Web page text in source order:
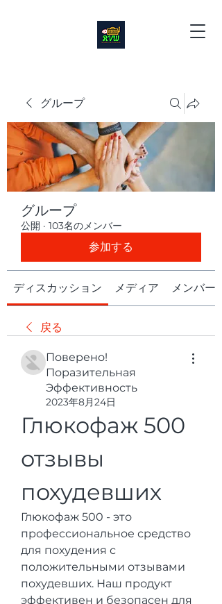
グループ
グループ
公開 · 103名のメンバー
参加する
ディスカッション メディア メンバー
戻る
Поверено!
Поразительная
Эффективность
2023年8月24日
Глюкофаж 500
отзывы
похудевших
Глюкофаж 500 - это
профессиональное средство
для похудения с
положительными отзывами
похудевших. Наш продукт
эффективен и безопасен для